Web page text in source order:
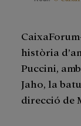
història
Puccini,
Jaho, la
direcció de